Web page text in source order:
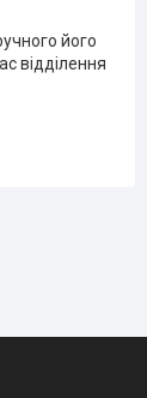
його
відділення